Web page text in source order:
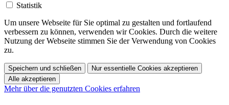
Statistik
Um unsere Webseite für Sie optimal zu gestalten und fortlaufend
verbessern zu können, verwenden wir Cookies. Durch die weitere
Nutzung der Webseite stimmen Sie der Verwendung von Cookies
zu.
Speichern und schließen
Nur essentielle Cookies akzeptieren
Alle akzeptieren
Mehr über die genutzten Cookies erfahren